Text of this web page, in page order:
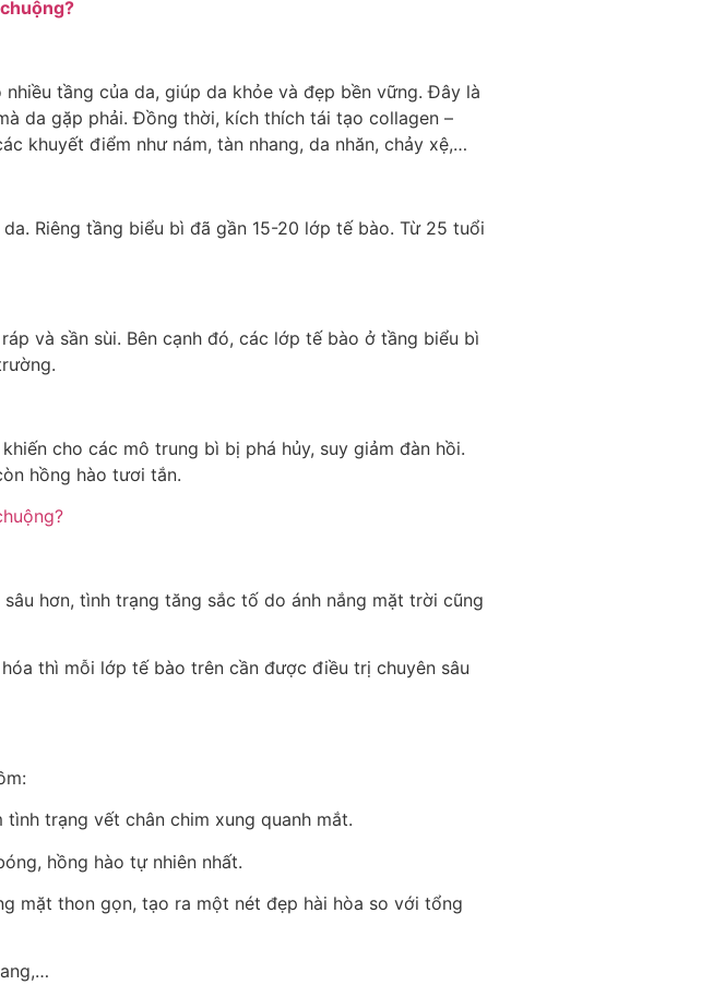
tầng của da, giúp da khỏe và đẹp bền vững. Đây là
da gặp phải. Đồng thời, kích thích tái tạo collagen –
khuyết điểm như nám, tàn nhang, da nhăn, chảy xệ,…
Riêng tầng biểu bì đã gần 15-20 lớp tế bào. Từ 25 tuổi
và sần sùi. Bên cạnh đó, các lớp tế bào ở tầng biểu bì
cho các mô trung bì bị phá hủy, suy giảm đàn hồi.
hồng hào tươi tắn.
hơn, tình trạng tăng sắc tố do ánh nắng mặt trời cũng
thì mỗi lớp tế bào trên cần được điều trị chuyên sâu
trạng vết chân chim xung quanh mắt.
hồng hào tự nhiên nhất.
mặt thon gọn, tạo ra một nét đẹp hài hòa so với tổng